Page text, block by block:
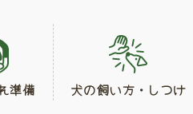
準備 犬の飼い方・しつけ